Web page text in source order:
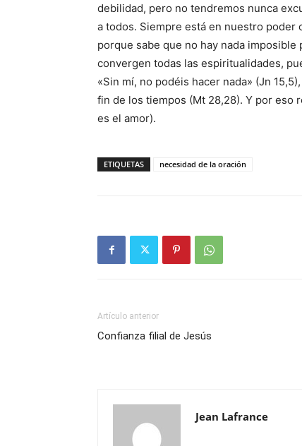
debilidad, pero no tendremos nunca
a todos. Siempre está en nuestro poder
porque sabe que no hay nada imposible
convergen todas las espiritualidades,
«Sin mí, no podéis hacer nada» (Jn
fin de los tiempos (Mt 28,28). Y por eso
es el amor).
ETIQUETAS necesidad de la oración
Artículo anterior
Confianza filial de Jesús
Jean Lafrance